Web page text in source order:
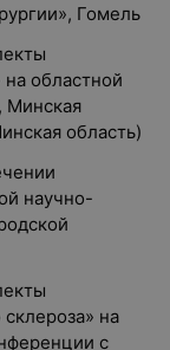
Гомель
на областной
Минская
область)
научно-
на
с